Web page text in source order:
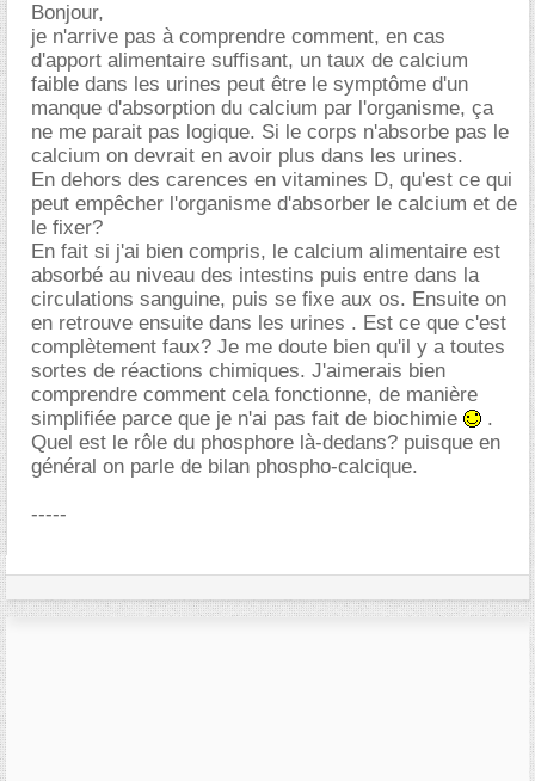
Bonjour,
je n'arrive pas à comprendre comment, en cas
d'apport alimentaire suffisant, un taux de calcium
faible dans les urines peut être le symptôme d'un
manque d'absorption du calcium par l'organisme, ça
ne me parait pas logique. Si le corps n'absorbe pas le
calcium on devrait en avoir plus dans les urines.
En dehors des carences en vitamines D, qu'est ce qui
peut empêcher l'organisme d'absorber le calcium et de
le fixer?
En fait si j'ai bien compris, le calcium alimentaire est
absorbé au niveau des intestins puis entre dans la
circulations sanguine, puis se fixe aux os. Ensuite on
en retrouve ensuite dans les urines . Est ce que c'est
complètement faux? Je me doute bien qu'il y a toutes
sortes de réactions chimiques. J'aimerais bien
comprendre comment cela fonctionne, de manière
simplifiée parce que je n'ai pas fait de biochimie
.
Quel est le rôle du phosphore là-dedans? puisque en
général on parle de bilan phospho-calcique.
-----